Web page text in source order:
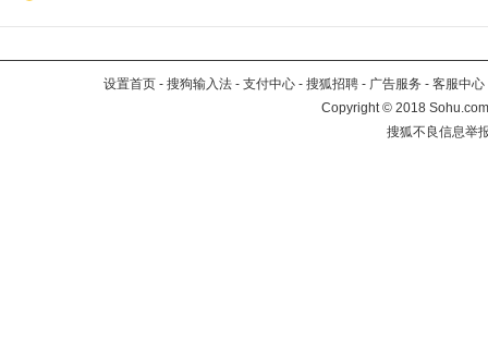
设置首页 - 搜狗输入法 - 支付中心 - 搜狐招聘 - 广告服务 - 客服中心
Copyright©2018
搜狐不良信息举